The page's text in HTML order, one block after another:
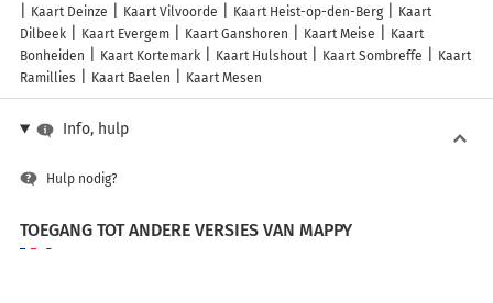
Kaart Deinze
Kaart Vilvoorde Kaart Heist-op-den-Berg
Kaart
Dilbeek
Kaart Evergem Kaart Ganshoren Kaart Meise
Kaart
Bonheiden
Kaart Kortemark Kaart Hulshout Kaart Sombreffe
Kaart
Ramillies
Kaart Baelen Kaart Mesen
Info, hulp
Hulp nodig?
TOEGANG TOT ANDERE VERSIES VAN MAPPY
France